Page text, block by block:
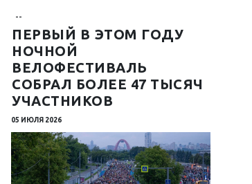
--
ПЕРВЫЙ В ЭТОМ ГОДУ
НОЧНОЙ
ВЕЛОФЕСТИВАЛЬ
СОБРАЛ БОЛЕЕ 47 ТЫСЯЧ
УЧАСТНИКОВ
05 ИЮЛЯ 2026